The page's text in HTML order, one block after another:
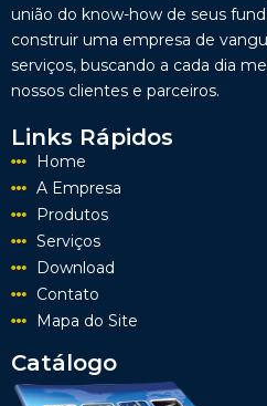
união do know-how de seus
construir uma empresa de
serviços, buscando a cada dia
nossos clientes e parceiros.
Links Rápidos
Home
A Empresa
Produtos
Serviços
Download
Contato
Mapa do Site
Catálogo